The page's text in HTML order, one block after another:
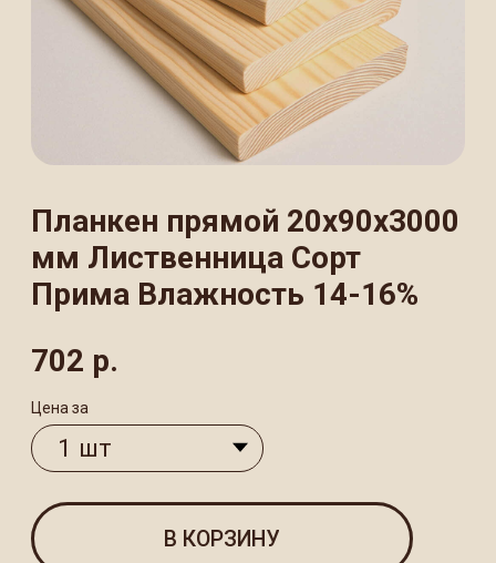
Планкен прямой 20х90х3000
мм Лиственница Сорт
Прима Влажность 14-16%
Цена за
В КОРЗИНУ
мм из прочной лиственницы —
высококачественный пиломатериал
с идеальной геометрией и камерной
сушкой до 14−16%. Идеально подходит
для отделки фасадов, создания
декоративных элементов, монтажа
террас и ограждений. Благодаря
к влаге и механическим нагрузкам,
материал прослужит долгие годы,
сохраняя первоначальный внешний вид